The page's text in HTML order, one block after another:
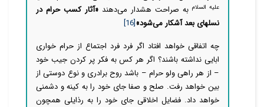
علیه السلام به صراحت هشدار می‌دهند «آثار كسب حرام در
نسلهای بعد آشكار می‌شود»[16]
چه اتفاقی خواهد افتاد اگر فرد فرد اجتماع از حرام خواری
ابایی نداشته باشند؟ اگر هر کس به فکر پر کردن جیب خود
– از هر راهی ولو حرام – باشد روح برادری و نوع دوستی از
بین خواهد رفت. صلح و صفا جای خود را به کینه و دشمنی
خواهد داد. فضایل اخلاقی جای خود را به رذایلی همچون